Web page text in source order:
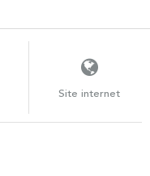
Site internet